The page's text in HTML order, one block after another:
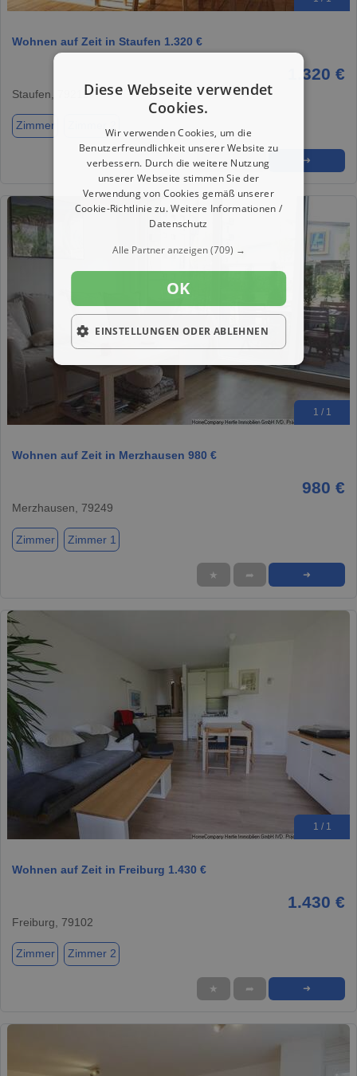
Wohnen auf Zeit in Staufen 1.320 €
1.320 €
Staufen, 79219
Zimmer
★ ➦ ➜
1 / 1
Wohnen auf Zeit in Merzhausen 980 €
980 €
Merzhausen, 79249
Zimmer Zimmer 1
★ ➦ ➜
1 / 1
Wohnen auf Zeit in Freiburg 1.430 €
1.430 €
Freiburg, 79102
Zimmer Zimmer 2
★ ➦ ➜
Diese Webseite verwendet
Cookies.
Wir verwenden Cookies, um die
Benutzerfreundlichkeit unserer Website zu
verbessern. Durch die weitere Nutzung
unserer Webseite stimmen Sie der
Verwendung von Cookies gemäß unserer
Cookie-Richtlinie zu.Weitere Informationen /
Datenschutz
Alle Partner anzeigen(709) →
OK
EINSTELLUNGEN ODER ABLEHNEN